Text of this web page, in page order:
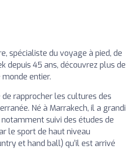
spécialiste du voyage à pied, de
depuis 45 ans, découvrez plus de
entier.
de rapprocher les cultures des
Né à Marrakech, il a grandi
suivi des études de
le sport de haut niveau
et hand ball) qu’il est arrivé